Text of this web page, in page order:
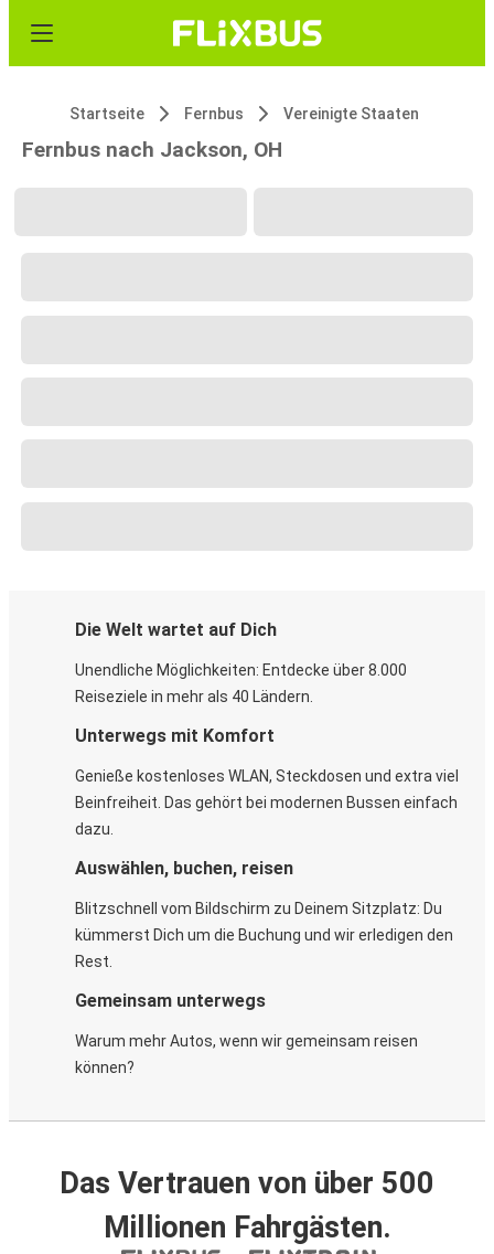
Startseite Fernbus Vereinigte Staaten
Fernbus nach Jackson, OH
Die Welt wartet auf Dich
Unendliche Möglichkeiten: Entdecke über 8.000
Reiseziele in mehr als 40 Ländern.
Unterwegs mit Komfort
Genieße kostenloses WLAN, Steckdosen und extra viel
Beinfreiheit. Das gehört bei modernen Bussen einfach
dazu.
Auswählen, buchen, reisen
Blitzschnell vom Bildschirm zu Deinem Sitzplatz: Du
kümmerst Dich um die Buchung und wir erledigen den
Rest.
Gemeinsam unterwegs
Warum mehr Autos, wenn wir gemeinsam reisen
können?
Das Vertrauen von über 500
Millionen Fahrgästen.